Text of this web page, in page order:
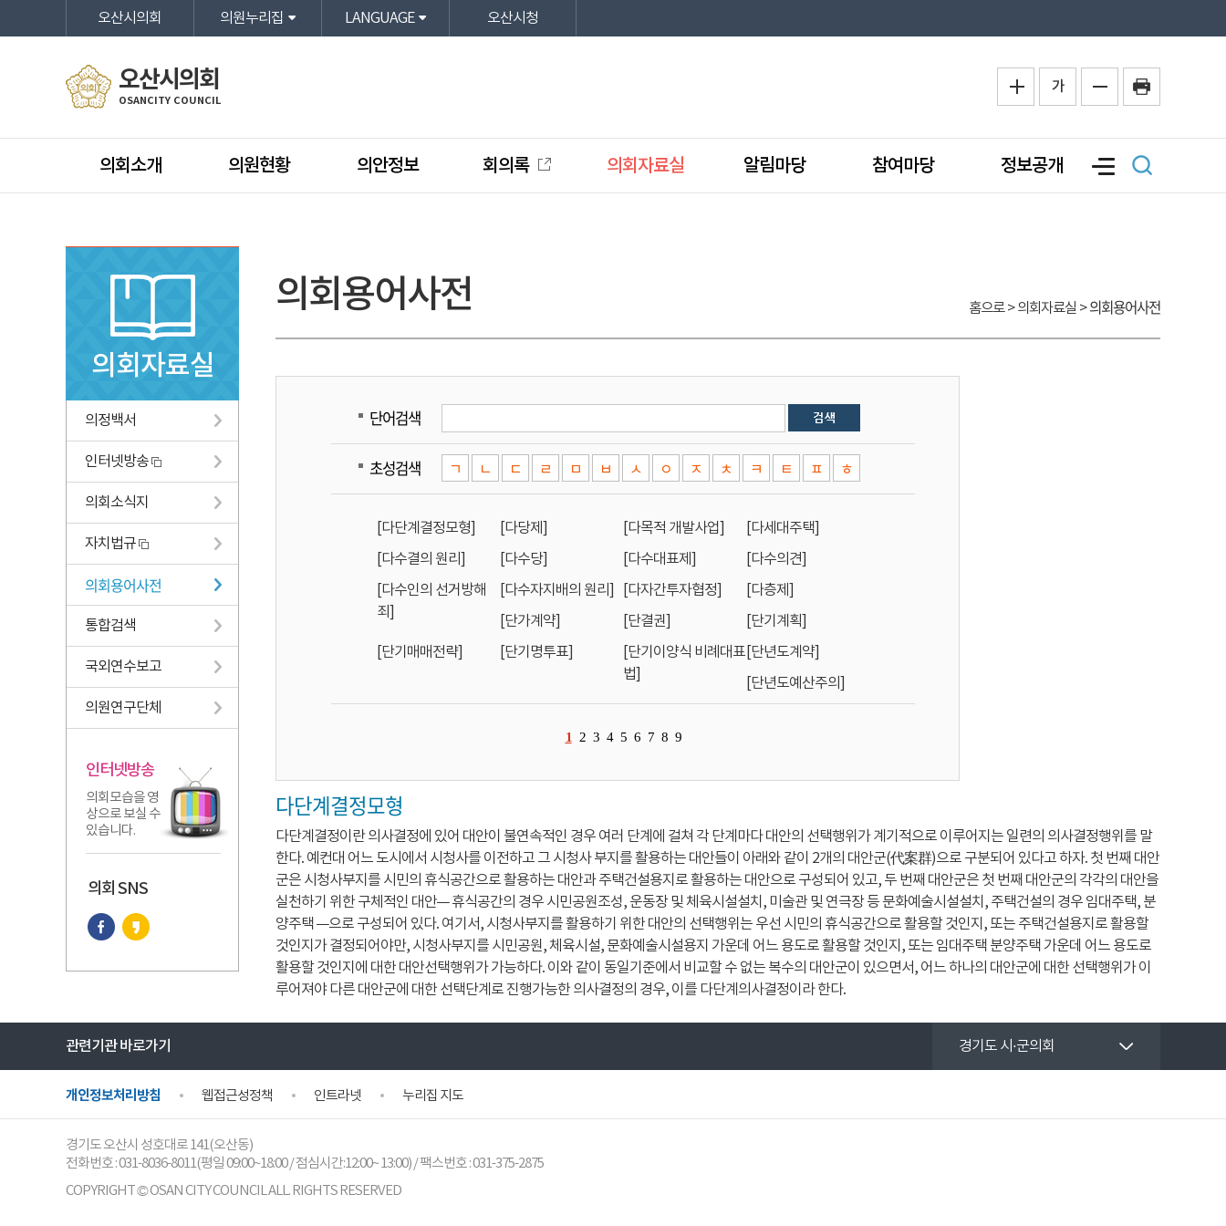
오산시의회 의원누리집 LANGUAGE 오산시청
오산시의회
OSANCITY COUNCIL
가
의회소개 의원현황 의안정보 회의록 의회자료실 알림마당 참여마당 정보공개
의회자료실
의정백서
인터넷방송
의회소식지
자치법규
의회용어사전
통합검색
국외연수보고
의원연구단체
인터넷방송
의회모습을 영
상으로 보실 수
있습니다.
의회 SNS
의회용어사전 홈으로> 의회자료실 >의회용어사전
단어검색
초성검색 ㄱ ㄴ ㄷ ㄹ ㅁ ㅂ ㅅ ㅇ ㅈ ㅊ ㅋ ㅌ ㅍ ㅎ
[다단계결정모형] [다당제] [다목적 개발사업]
[다세대주택]
[다수결의 원리]
[다수당] [다수대표제]
[다수의견]
[다수인의 선거방해
죄]
[다수자지배의 원리] [다자간투자협정]
[다층제]
[단가계약]
[단결권]
[단기계획]
[단기매매전략]
[단기명투표]
[단기이양식 비례대표
법]
[단년도계약]
[단년도예산주의]
1 2 3 4 5 6 7 8 9
다단계결정모형
다단계결정이란 의사결정에 있어 대안이 불연속적인 경우 여러 단계에 걸쳐 각 단계마다 대안의 선택행위가 계기적으로 이루어지는 일련의 의사결정행위를 말
한다. 예컨대 어느 도시에서 시청사를 이전하고 그 시청사 부지를 활용하는 대안들이 아래와 같이 2개의 대안군(代案群)으로 구분되어 있다고 하자. 첫 번째 대안
군은 시청사부지를 시민의 휴식공간으로 활용하는 대안과 주택건설용지로 활용하는 대안으로 구성되어 있고, 두 번째 대안군은 첫 번째 대안군의 각각의 대안을
실천하기 위한 구체적인 대안― 휴식공간의 경우 시민공원조성, 운동장 및 체육시설설치, 미술관 및 연극장 등 문화예술시설설치, 주택건설의 경우 임대주택, 분
양주택 ―으로 구성되어 있다. 여기서, 시청사부지를 활용하기 위한 대안의 선택행위는 우선 시민의 휴식공간으로 활용할 것인지, 또는 주택건설용지로 활용할
것인지가 결정되어야만, 시청사부지를 시민공원, 체육시설, 문화예술시설용지 가운데 어느 용도로 활용할 것인지, 또는 임대주택 분양주택 가운데 어느 용도로
활용할 것인지에 대한 대안선택행위가 가능하다. 이와 같이 동일기준에서 비교할 수 없는 복수의 대안군이 있으면서, 어느 하나의 대안군에 대한 선택행위가 이
루어져야 다른 대안군에 대한 선택단계로 진행가능한 의사결정의 경우, 이를 다단계의사결정이라 한다.
관련기관 바로가기 경기도 시·군의회
개인정보처리방침 웹접근성정책 인트라넷 누리집 지도
경기도 오산시 성호대로 141(오산동)
전화번호 :031-8036-8011(평일 09:00~18:00 / 점심시간:12:00~ 13:00) / 팩스번호 : 031-375-2875
COPYRIGHT © OSAN CITY COUNCIL ALL. RIGHTS RESERVED